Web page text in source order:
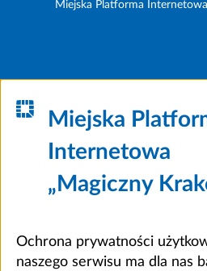
Miejska Platforma
Miejska
Internetowa
„Magiczny
Ochrona prywatności
naszego serwisu ma dla nas